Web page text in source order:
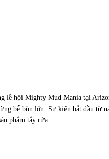
lễ hội Mighty Mud Maniatại
bể bùn lớn. Sự kiện bắt đầu từ
phẩm tẩy rửa.